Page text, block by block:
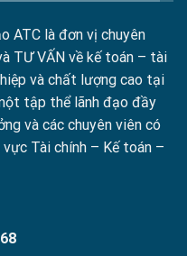
ATC là đơn vị chuyên
TƯ VẤN về kế toán – tài
và chất lượng cao tại
tập thể lãnh đạo đầy
và các chuyên viên có
Tài chính – Kế toán –